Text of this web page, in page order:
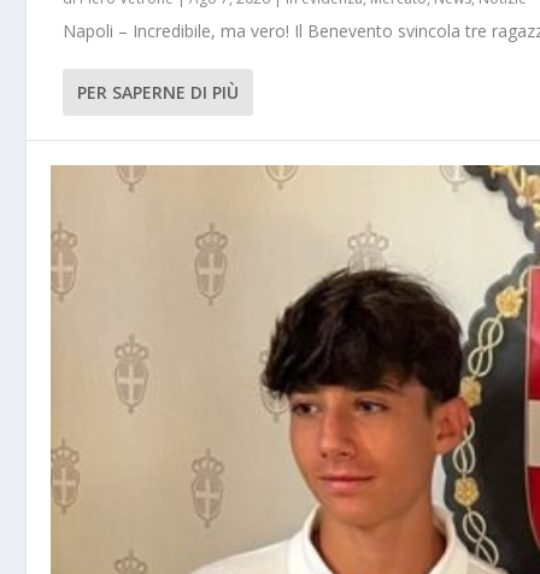
Napoli – Incredibile, ma vero! Il Benevento svincola tre
PER SAPERNE DI PIÙ